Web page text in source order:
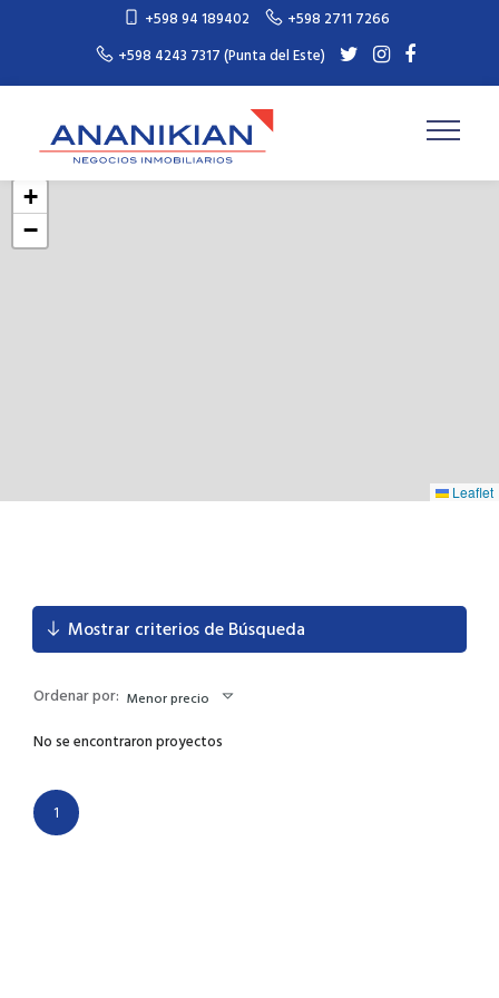
+598 94 189402
+598 2711 7266
+598 4243 7317 (Punta del Este)
+
−
Leaflet
Mostrar criterios de Búsqueda
Ordenar por: Menor precio
No se encontraron proyectos
1